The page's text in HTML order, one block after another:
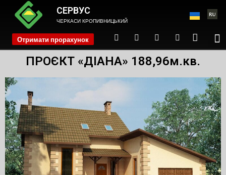
СЕРВУС
ЧЕРКАСИ КРОПИВНИЦЬКИЙ
Отримати прорахунок phone
ПРОЄКТ «ДІАНА» 188,96м.кв.